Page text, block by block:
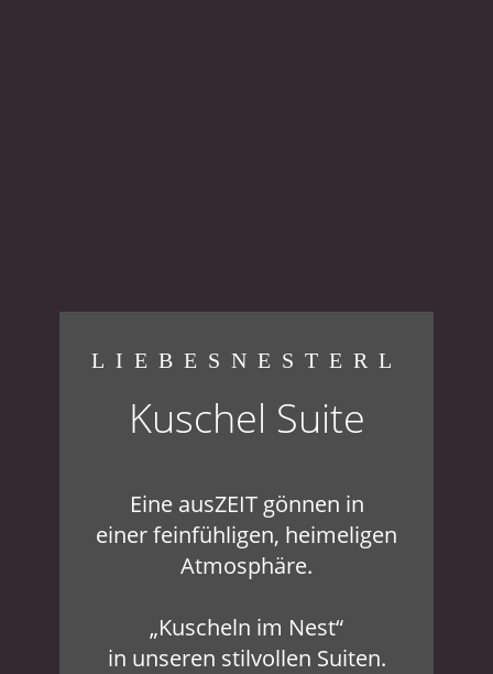
LIEBESNESTERL
Kuschel Suite
Eine ausZEIT gönnen in
einer feinfühligen, heimeligen
Atmosphäre.
„Kuscheln im Nest“
in unseren stilvollen Suiten.